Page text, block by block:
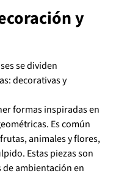
y
se dividen
decorativas y
formas inspiradas en
Es común
animales y flores,
Estas piezas son
ambientación en